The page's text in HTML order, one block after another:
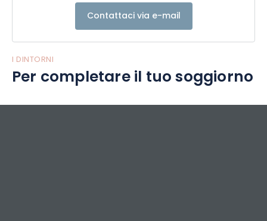
Contattaci via e-mail
I DINTORNI
Per completare il tuo soggiorno